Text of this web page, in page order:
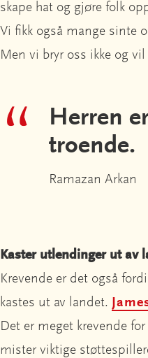
skape hat og gjøre folk
Vi fikk også mange sinte
Men vi bryr oss ikke og
Herren
troende.
Ramazan Arkan
Kaster utlendinger ut av
Krevende er det også
kastes ut av landet.
Det er meget krevende
mister viktige